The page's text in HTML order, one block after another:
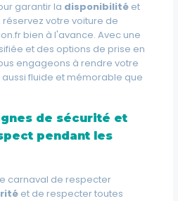
garantir la disponibilité et
réservez votre voiture de
bien à l'avance. Avec une
et des options de prise en
engageons à rendre votre
fluide et mémorable que
de sécurité et
pendant les
carnaval de respecter
et de respecter toutes